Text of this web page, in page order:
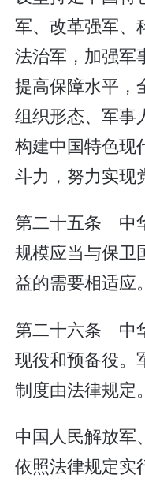
军、改革强军、
法治军，加强军
提高保障水平，
组织形态、军事
构建中国特色现
斗力，努力实现
第二十五条 中
规模应当与保卫
益的需要相适应。
第二十六条 中
现役和预备役。
制度由法律规定。
中国人民解放军
依照法律规定实